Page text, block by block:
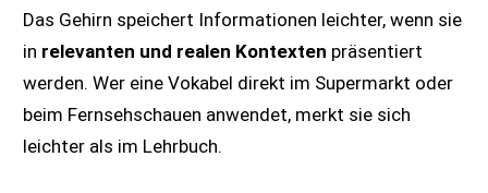
Das Gehirn speichert Informationen leichter, wenn sie
in relevanten und realen Kontexten präsentiert
werden. Wer eine Vokabel direkt im Supermarkt oder
beim Fernsehschauen anwendet, merkt sie sich
leichter als im Lehrbuch.